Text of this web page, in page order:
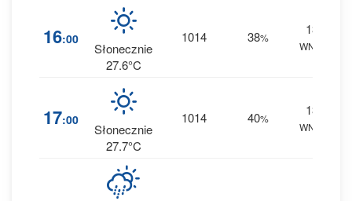
16:00
Słonecznie
27.6°C
1014 38%
13
WNW
17:00
Słonecznie
27.7°C
1014 40%
13
WNW